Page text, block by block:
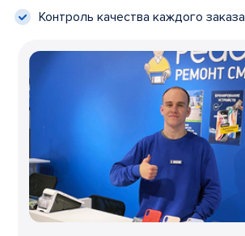
Контроль качества каждого заказа